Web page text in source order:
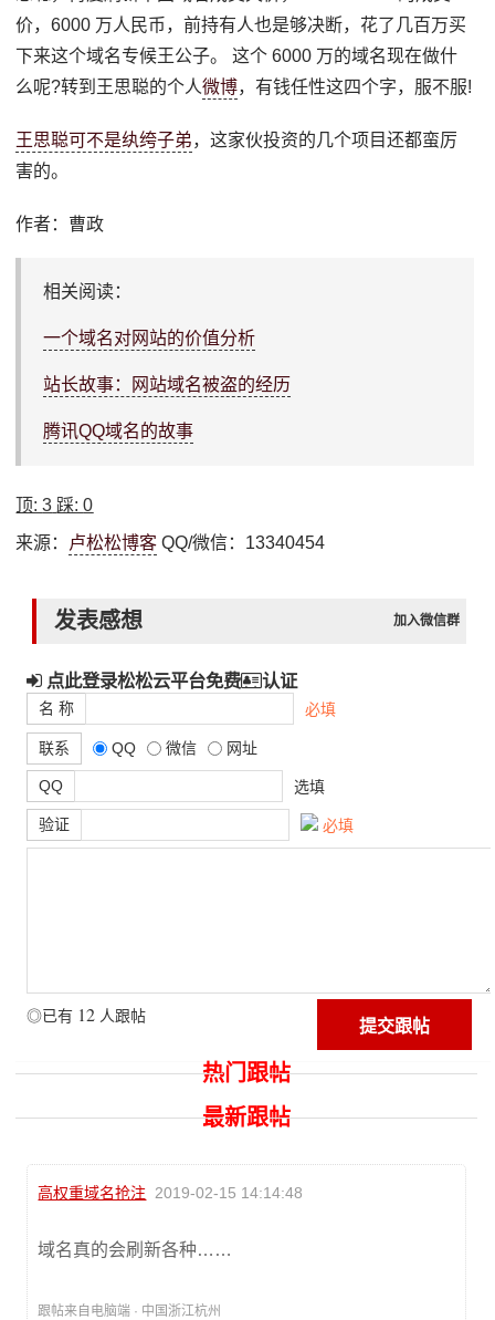
价，6000 万人民币，前持有人也是够决断，花了几百万买
下来这个域名专候王公子。 这个 6000 万的域名现在做什
么呢?转到王思聪的个人微博，有钱任性这四个字，服不服!
王思聪可不是纨绔子弟，这家伙投资的几个项目还都蛮厉
害的。
作者：曹政
相关阅读：
一个域名对网站的价值分析
站长故事：网站域名被盗的经历
腾讯QQ域名的故事
顶:3 踩:0
来源： 卢松松博客 QQ/微信：13340454
发表感想 加入微信群
点此登录松松云平台免费 认证
名 称 必填
联系 QQ 微信 网址
QQ 选填
验证 必填
◎已有 12 人跟帖
热门跟帖
最新跟帖
高权重域名抢注 2019-02-15 14:14:48
域名真的会刷新各种……
跟帖来自电脑端 · 中国浙江杭州